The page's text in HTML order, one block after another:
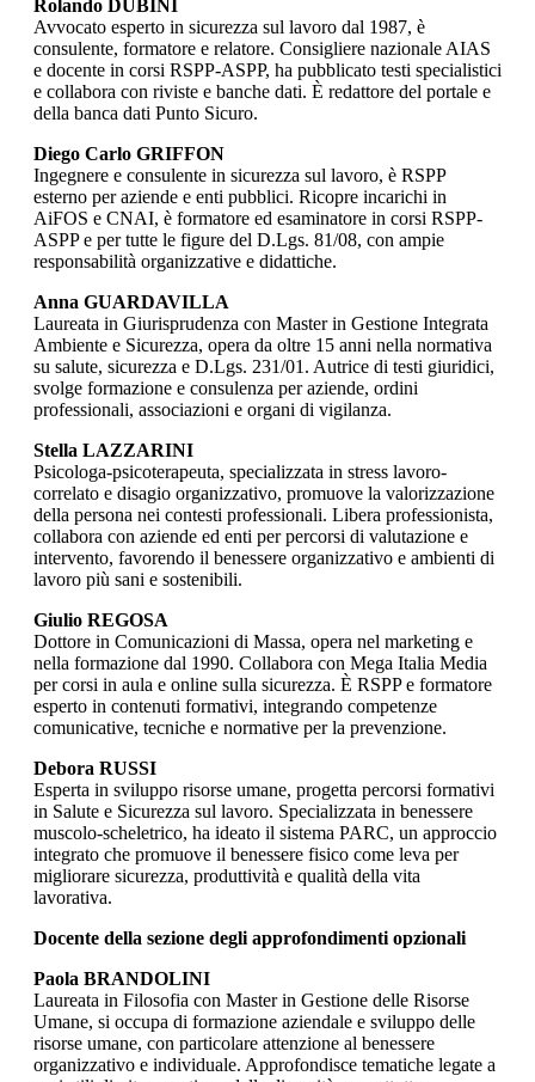
Rolando DUBINI
Avvocato esperto in sicurezza sul lavoro dal 1987, è
consulente, formatore e relatore. Consigliere nazionale AIAS
e docente in corsi RSPP-ASPP, ha pubblicato testi specialistici
e collabora con riviste e banche dati. È redattore del portale e
della banca dati Punto Sicuro.
Diego Carlo GRIFFON
Ingegnere e consulente in sicurezza sul lavoro, è RSPP
esterno per aziende e enti pubblici. Ricopre incarichi in
AiFOS e CNAI, è formatore ed esaminatore in corsi RSPP-
ASPP e per tutte le figure del D.Lgs. 81/08, con ampie
responsabilità organizzative e didattiche.
Anna GUARDAVILLA
Laureata in Giurisprudenza con Master in Gestione Integrata
Ambiente e Sicurezza, opera da oltre 15 anni nella normativa
su salute, sicurezza e D.Lgs. 231/01. Autrice di testi giuridici,
svolge formazione e consulenza per aziende, ordini
professionali, associazioni e organi di vigilanza.
Stella LAZZARINI
Psicologa-psicoterapeuta, specializzata in stress lavoro-
correlato e disagio organizzativo, promuove la valorizzazione
della persona nei contesti professionali. Libera professionista,
collabora con aziende ed enti per percorsi di valutazione e
intervento, favorendo il benessere organizzativo e ambienti di
lavoro più sani e sostenibili.
Giulio REGOSA
Dottore in Comunicazioni di Massa, opera nel marketing e
nella formazione dal 1990. Collabora con Mega Italia Media
per corsi in aula e online sulla sicurezza. È RSPP e formatore
esperto in contenuti formativi, integrando competenze
comunicative, tecniche e normative per la prevenzione.
Debora RUSSI
Esperta in sviluppo risorse umane, progetta percorsi formativi
in Salute e Sicurezza sul lavoro. Specializzata in benessere
muscolo-scheletrico, ha ideato il sistema PARC, un approccio
integrato che promuove il benessere fisico come leva per
migliorare sicurezza, produttività e qualità della vita
lavorativa.
Docente della sezione degli approfondimenti opzionali
Paola BRANDOLINI
Laureata in Filosofia con Master in Gestione delle Risorse
Umane, si occupa di formazione aziendale e sviluppo delle
risorse umane, con particolare attenzione al benessere
organizzativo e individuale. Approfondisce tematiche legate a